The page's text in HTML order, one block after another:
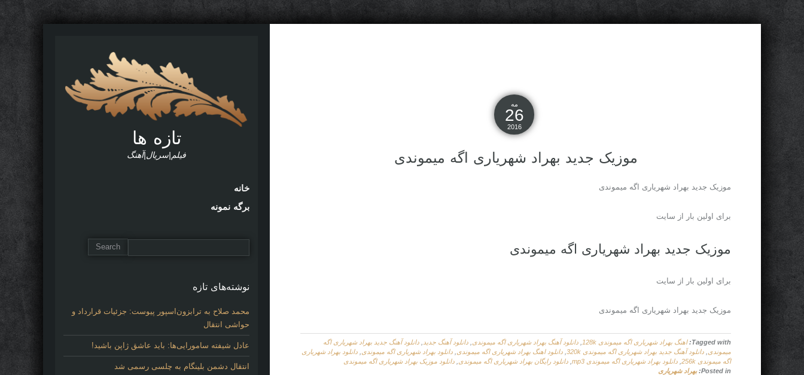
مه
26
2016
موزیک جدید بهراد شهریاری اگه میموندی
موزیک جدید بهراد شهریاری اگه میموندی
برای اولین بار از سایت
موزیک جدید بهراد شهریاری اگه میموندی
برای اولین بار از سایت
موزیک جدید بهراد شهریاری اگه میموندی
Tagged with: اهنگ بهراد شهریاری اگه میموندی 128k دانلود آهنگ بهراد شهریاری اگه میموندی دانلود آهنگ جدید
دانلود آهنگ جدید بهراد شهریاری اگه
میموندی دانلود آهنگ جدید بهراد شهریاری اگه میموندی 320k دانلود اهنگ بهراد شهریاری اگه میموندی دانلود بهراد شهریاری اگه میموندی دانلود بهراد شهریاری
اگه میموندی 256k
دانلود بهراد شهریاری اگه میموندی mp3 دانلود رایگان بهراد شهریاری اگه میموندی دانلود موزیک بهراد شهریاری اگه میموندی
Posted in: بهراد شهریاری
تازه ها
فیلم|سریال|آهنگ
خانه
برگه نمونه
نوشته‌های تازه
محمد صلاح به ترابزون‌اسپور پیوست: جزئیات قرارداد و
حواشی انتقال
عادل شیفته سامورایی‌ها: باید عاشق ژاپن باشید!
انتقال دشمن بلینگام به چلسی رسمی شد